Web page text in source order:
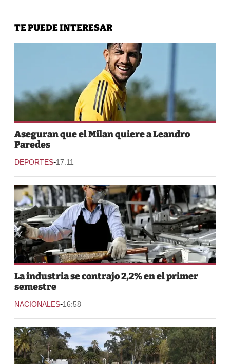
TE PUEDE INTERESAR
Aseguran que el Milan quiere a Leandro
Paredes
DEPORTES-17:11
La industria se contrajo 2,2% en el primer
semestre
NACIONALES-16:58